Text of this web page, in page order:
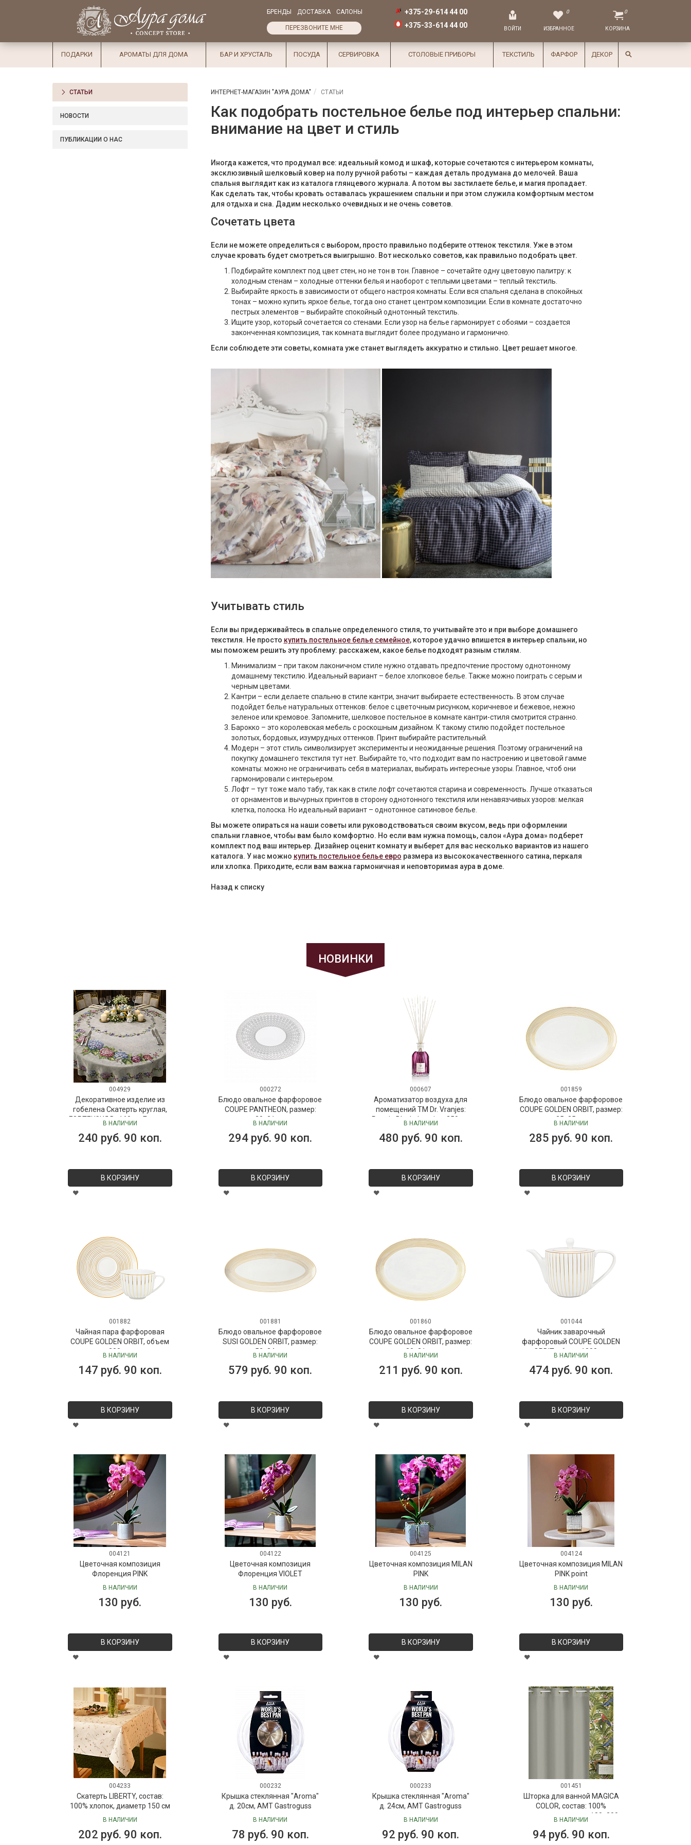
Избранное
×
СалоныДоставка
Оплата
Подарки
Ароматы
для дома
БРЕНДЫ ДОСТАВКА САЛОНЫ
ПЕРЕЗВОНИТЕ МНЕ
+375-29-614 44 00
+375-33-614 44 00
ВОЙТИ
0
ИЗБРАННОЕ
0
КОРЗИНА
ПОДАРКИ АРОМАТЫ ДЛЯ ДОМА БАР И ХРУСТАЛЬ ПОСУДА СЕРВИРОВКА СТОЛОВЫЕ ПРИБОРЫ ТЕКСТИЛЬ ФАРФОР ДЕКОР
СТАТЬИ
НОВОСТИ
ПУБЛИКАЦИИ О НАС
ИНТЕРНЕТ-МАГАЗИН "АУРА ДОМА" СТАТЬИ
Как подобрать постельное белье под интерьер спальни:
внимание на цвет и стиль
Иногда кажется, что продумал все: идеальный комод и шкаф, которые сочетаются с интерьером комнаты,
эксклюзивный шелковый ковер на полу ручной работы – каждая деталь продумана до мелочей. Ваша
спальня выглядит как из каталога глянцевого журнала. А потом вы застилаете белье, и магия пропадает.
Как сделать так, чтобы кровать оставалась украшением спальни и при этом служила комфортным местом
для отдыха и сна. Дадим несколько очевидных и не очень советов.
Сочетать цвета
Если не можете определиться с выбором, просто правильно подберите оттенок текстиля. Уже в этом
случае кровать будет смотреться выигрышно. Вот несколько советов, как правильно подобрать цвет.
Подбирайте комплект под цвет стен, но не тон в тон. Главное – сочетайте одну цветовую палитру: к
холодным стенам – холодные оттенки белья и наоборот с теплыми цветами – теплый текстиль.
Выбирайте яркость в зависимости от общего настроя комнаты. Если вся спальня сделана в спокойных
тонах – можно купить яркое белье, тогда оно станет центром композиции. Если в комнате достаточно
пестрых элементов – выбирайте спокойный однотонный текстиль.
Ищите узор, который сочетается со стенами. Если узор на белье гармонирует с обоями – создается
законченная композиция, так комната выглядит более продумано и гармонично.
Если соблюдете эти советы, комната уже станет выглядеть аккуратно и стильно. Цвет решает многое.
Учитывать стиль
Если вы придерживайтесь в спальне определенного стиля, то учитывайте это и при выборе домашнего
текстиля. Не просто купить постельное белье семейное, которое удачно впишется в интерьер спальни, но
мы поможем решить эту проблему: расскажем, какое белье подходят разным стилям.
Минимализм – при таком лаконичном стиле нужно отдавать предпочтение простому однотонному
домашнему текстилю. Идеальный вариант – белое хлопковое белье. Также можно поиграть с серым и
черным цветами.
Кантри – если делаете спальню в стиле кантри, значит выбираете естественность. В этом случае
подойдет белье натуральных оттенков: белое с цветочным рисунком, коричневое и бежевое, нежно
зеленое или кремовое. Запомните, шелковое постельное в комнате кантри-стиля смотрится странно.
Барокко – это королевская мебель с роскошным дизайном. К такому стилю подойдет постельное
золотых, бордовых, изумрудных оттенков. Принт выбирайте растительный.
Модерн – этот стиль символизирует эксперименты и неожиданные решения. Поэтому ограничений на
покупку домашнего текстиля тут нет. Выбирайте то, что подходит вам по настроению и цветовой гамме
комнаты: можно не ограничивать себя в материалах, выбирать интересные узоры. Главное, чтоб они
гармонировали с интерьером.
Лофт – тут тоже мало табу, так как в стиле лофт сочетаются старина и современность. Лучше отказаться
от орнаментов и вычурных принтов в сторону однотонного текстиля или ненавязчивых узоров: мелкая
клетка, полоска. Но идеальный вариант – однотонное сатиновое белье.
Вы можете опираться на наши советы или руководствоваться своим вкусом, ведь при оформлении
спальни главное, чтобы вам было комфортно. Но если вам нужна помощь, салон «Аура дома» подберет
комплект под ваш интерьер. Дизайнер оценит комнату и выберет для вас несколько вариантов из нашего
каталога. У нас можно купить постельное белье евро размера из высококачественного сатина, перкаля
или хлопка. Приходите, если вам важна гармоничная и неповторимая аура в доме.
Назад к списку
НОВИНКИ
004929
Декоративное изделие из
гобелена Скатерть круглая,
ГОРТЕНЗИЯ D=160 см Бельгия
В НАЛИЧИИ
240 руб. 90 коп.
В КОРЗИНУ
000272
Блюдо овальное фарфоровое
COUPE PANTHEON, размер:
30х21 см
В НАЛИЧИИ
294 руб. 90 коп.
В КОРЗИНУ
000607
Ароматизатор воздуха для
помещений ТМ Dr. Vranjes:
Peonia Black Jasmine, 250 мл
Vranjes
В НАЛИЧИИ
480 руб. 90 коп.
В КОРЗИНУ
001859
Блюдо овальное фарфоровое
COUPE GOLDEN ORBIT, размер:
35х25 см
В НАЛИЧИИ
285 руб. 90 коп.
В КОРЗИНУ
001882
Чайная пара фарфоровая
COUPE GOLDEN ORBIT, объем
280 мл
В НАЛИЧИИ
147 руб. 90 коп.
В КОРЗИНУ
001881
Блюдо овальное фарфоровое
SUSI GOLDEN ORBIT, размер:
52х24 см
В НАЛИЧИИ
579 руб. 90 коп.
В КОРЗИНУ
001860
Блюдо овальное фарфоровое
COUPE GOLDEN ORBIT, размер:
30х21 см
В НАЛИЧИИ
211 руб. 90 коп.
В КОРЗИНУ
001044
Чайник заварочный
фарфоровый COUPE GOLDEN
ORBIT, объем 1000 мл
В НАЛИЧИИ
474 руб. 90 коп.
В КОРЗИНУ
004121
Цветочная композиция
Флоренция PINK
В НАЛИЧИИ
130 руб.
В КОРЗИНУ
004122
Цветочная композиция
Флоренция VIOLET
В НАЛИЧИИ
130 руб.
В КОРЗИНУ
004125
Цветочная композиция MILAN
PINK
В НАЛИЧИИ
130 руб.
В КОРЗИНУ
004124
Цветочная композиция MILAN
PINK point
В НАЛИЧИИ
130 руб.
В КОРЗИНУ
004233
Скатерть LIBERTY, состав:
100% хлопок, диаметр 150 см
В НАЛИЧИИ
202 руб. 90 коп.
000232
Крышка стеклянная "Aroma"
д. 20см, AMT Gastroguss
В НАЛИЧИИ
78 руб. 90 коп.
000233
Крышка стеклянная "Aroma"
д. 24см, AMT Gastroguss
В НАЛИЧИИ
92 руб. 90 коп.
001451
Шторка для ванной MAGICA
COLOR, состав: 100%
полиэстер, размер: 180х200
В НАЛИЧИИ
94 руб. 90 коп.